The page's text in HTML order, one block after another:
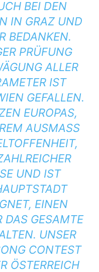
BEI DEN
IN GRAZ UND
BEDANKEN.
PRÜFUNG
ALLER
IST
GEFALLEN.
EUROPAS,
AUSMASS F
W
G
UND IST NA
BE
EINEN SO
GESAMTE LA
UNSER ZI
CONTEST AU
ST